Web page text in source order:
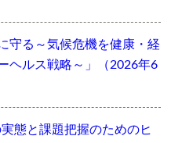
守る～気候危機を健康・経
ヘルス戦略～」（2026年6
態と課題把握のためのヒ